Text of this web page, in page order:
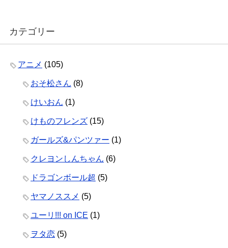
カテゴリー
アニメ (105)
おそ松さん (8)
けいおん (1)
けものフレンズ (15)
ガールズ&パンツァー (1)
クレヨンしんちゃん (6)
ドラゴンボール超 (5)
ヤマノススメ (5)
ユーリ!!! on ICE (1)
ヲタ恋 (5)